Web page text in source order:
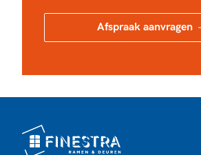
Afspraak aanvragen